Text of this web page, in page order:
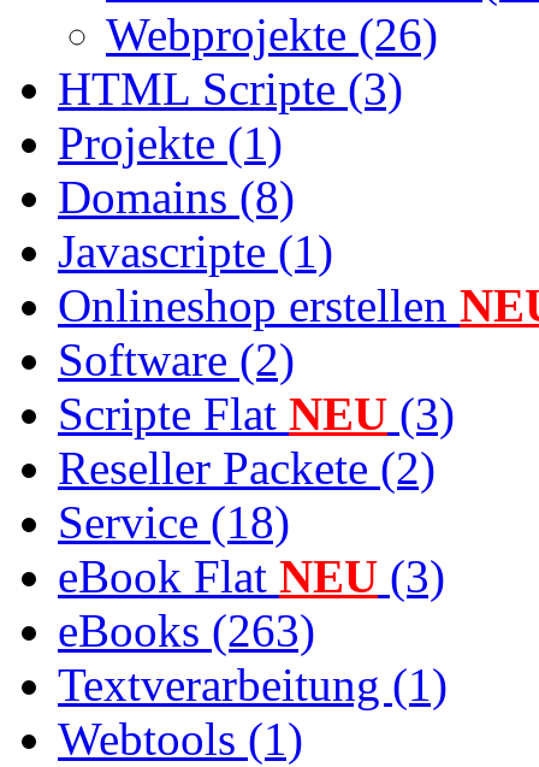
Webprojekte (26)
HTML Scripte (3)
Projekte (1)
Domains (8)
Javascripte (1)
Onlineshop erstellen
Software (2)
Scripte Flat NEU (3)
Reseller Packete (2)
Service (18)
eBook Flat NEU (3)
eBooks (263)
Textverarbeitung (1)
Webtools (1)